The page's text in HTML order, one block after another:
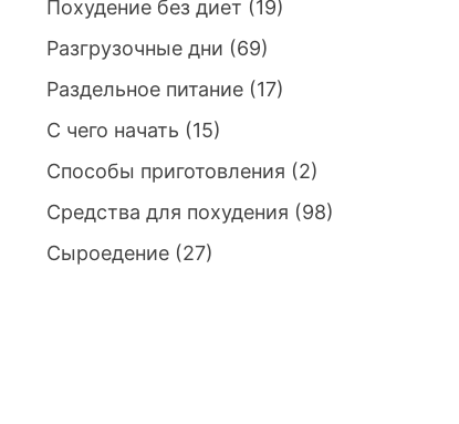
Похудение без диет (19)
Разгрузочные дни (69)
Раздельное питание(17)
С чего начать (15)
Способы приготовления (2)
Средства для похудения (98)
Сыроедение(27)